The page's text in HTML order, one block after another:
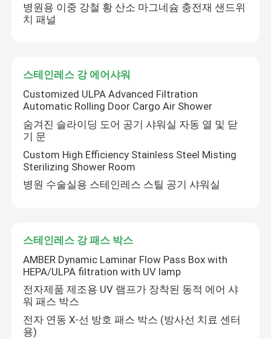
모듈 수술실
자동 병원 문
수술 테이블
의료 천장 펜던트
병원 수술실
제약 크린 룸 도어
병원용 이중 강철 황 산소 마그네슘 충전재 샌드위
치 패널
스테인레스 강 에어샤워
Customized ULPA Advanced Filtration
Automatic Rolling Door Cargo Air Shower
숨겨진 슬라이딩 도어 공기 샤워실 자동 열 및 닫
기 문
Custom High Efficiency Stainless Steel Misting
Sterilizing Shower Room
병원 수술실용 스테인레스 스틸 공기 샤워실
스테인레스 강 패스 박스
AMBER Dynamic Laminar Flow Pass Box with
HEPA/ULPA filtration with UV lamp
전자제품 제조용 UV 램프가 장착된 동적 에어 샤
워 패스 박스
전자 연동 X-선 방호 패스 박스 (방사선 치료 센터
용)